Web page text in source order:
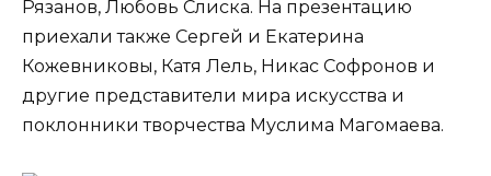
Рязанов, Любовь Слиска. На презентацию
приехали также Сергей и Екатерина
Кожевниковы, Катя Лель, Никас Софронов и
другие представители мира искусства и
поклонники творчества Муслима Магомаева.